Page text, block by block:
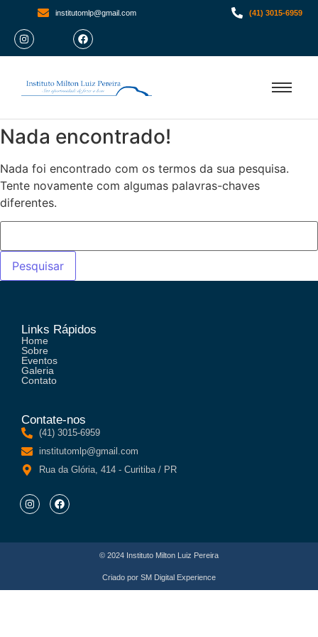
institutomlp@gmail.com (41) 3015-6959
Nada encontrado!
Nada foi encontrado com os termos da sua pesquisa.
Tente novamente com algumas palavras-chaves
diferentes.
Links Rápidos
Home
Sobre
Eventos
Galeria
Contato
Contate-nos
(41) 3015-6959
institutomlp@gmail.com
Rua da Glória, 414 - Curitiba / PR
© 2024 Instituto Milton Luiz Pereira
Criado por SM Digital Experience